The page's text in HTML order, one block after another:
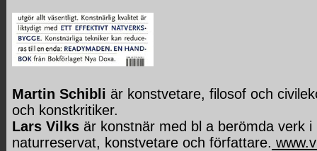
Martin Schibli är konstvetare, filosof och
och konstkritiker.
Lars Vilks är konstnär med bl a berömda verk i
naturreservat, konstvetare och författare.